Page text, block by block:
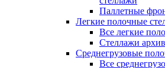
Паллетные
Легкие полочные
Все легкие
Стеллажи
Среднегрузовые
Все